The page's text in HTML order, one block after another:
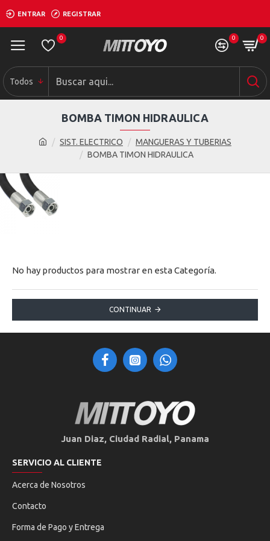
ENTRAR REGISTRAR
0 0 0
Todos
SIST. ELECTRICO
MANGUERAS Y TUBERIAS
BOMBA TIMON HIDRAULICA
BOMBA TIMON HIDRAULICA
No hay productos para mostrar en esta Categoría.
CONTINUAR
Juan Diaz, Ciudad Radial, Panama
SERVICIO AL CLIENTE
Acerca de Nosotros
Contacto
Forma de Pago y Entrega